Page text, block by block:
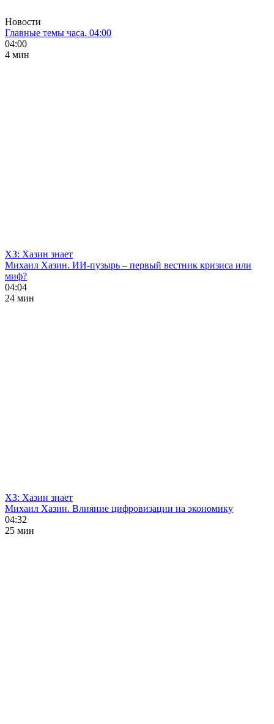
Новости
Главные темы часа. 04:00
04:00
4 мин
ХЗ: Хазин знает
Михаил Хазин. ИИ-пузырь – первый вестник кризиса или
миф?
04:04
24 мин
ХЗ: Хазин знает
Михаил Хазин. Влияние цифровизации на экономику
04:32
25 мин